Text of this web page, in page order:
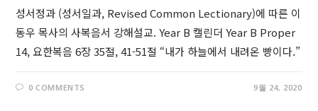
성서정과 (성서일과, Revised Common Lectionary)에 따른 이
동우 목사의 사복음서 강해설교. Year B 캘린더 Year B Proper
14, 요한복음 6장 35절, 41-51절 “내가 하늘에서 내려온 빵이다.”
0 COMMENTS 9월 24, 2020